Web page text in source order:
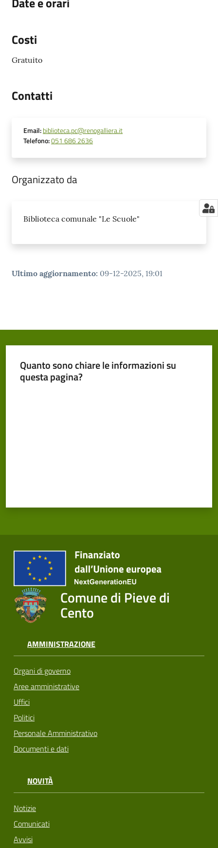
Costi
Gratuito
Contatti
Email:biblioteca.pc@renogalliera.it
Telefono:051 686 2636
Organizzato da
Biblioteca comunale "Le Scuole"
Ultimo aggiornamento: 09-12-2025, 19:01
Quanto sono chiare le informazioni su
questa pagina?
Comune di Pieve di
Cento
AMMINISTRAZIONE
Organi di governo
Aree amministrative
Uffici
Politici
Personale Amministrativo
Documenti e dati
NOVITÀ
Notizie
Comunicati
Avvisi